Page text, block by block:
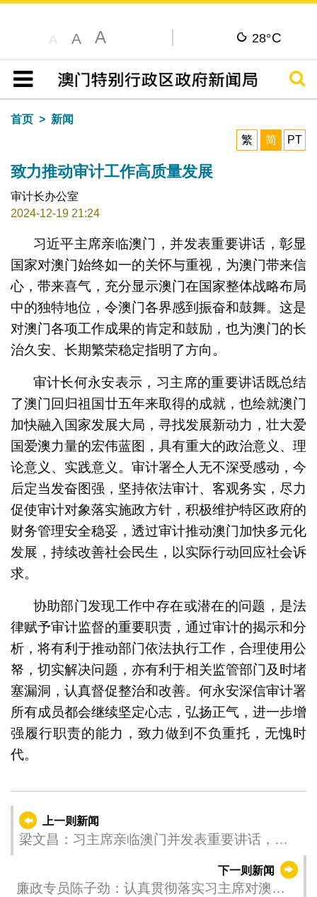
A A A 28°C
目录
搜寻
首页
新闻
繁
简 PT
致力推动审计工作高质量发展
审计长办公室
2024-12-19 21:24
习近平主席亲临澳门，并发表重要讲话，彰显
国家对澳门始终如一的关怀与重视，为澳门带来信
心，带来喜气，充分显示澳门在国家整体战略布局
中的独特地位，令澳门各界感到振奋和鼓舞。这是
对澳门各项工作成果的肯定和鼓励，也为澳门的长
治久安、长期繁荣稳定指明了方向。
审计长何永安表示，习主席的重要讲话既总结
了澳门回归祖国廿五年来取得的成就，也绘就澳门
加快融入国家发展大局，寻找发展新动力，壮大爱
国爱澳力量的宏伟蓝图，具有重大的政治意义、理
论意义、实践意义。审计署仝人无不深受感动，今
后定当发奋图强，坚持依法审计、客观务实，尽力
促使审计对象落实施政方针，积极维护特区政府的
财务管理安全稳妥，透过审计推动澳门加快多元化
发展，持续改善社会民生，以实际行动回应社会诉
求。
协助部门发现工作中存在或潜在的问题，是法
律赋予审计监督的重要职责，通过审计的揭示和分
析，将有利于推动部门依法执行工作，合理使用公
帑，切实解决问题，亦有利于相关监管部门及时堵
塞漏洞，认真督促整治和改善。何永安深信审计署
所有成员都会继续坚定心志，弘扬正气，进一步增
强履行职责的能力，致力做到不负重托，无愧时
代。
上一则新闻
梁文昌：习主席亲临澳门并发表重要讲话，令
下一则新闻
廉政专员陈子劲：认真贯彻落实习主席对澳门